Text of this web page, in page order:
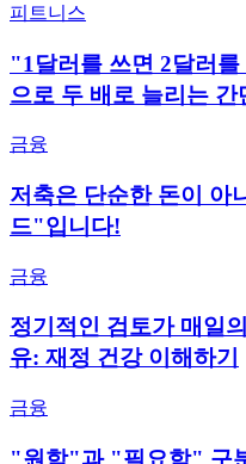
피트니스
"1달러를 쓰면 2달러
으로 두 배로 늘리는 간
금융
저축은 단순한 돈이 아
드"입니다!
금융
정기적인 검토가 매일
유: 재정 건강 이해하기
금융
"원함"과 "필요함" 구